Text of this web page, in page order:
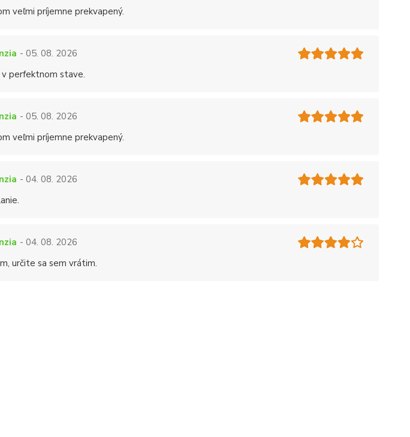
veľmi príjemne prekvapený.
- 05. 08. 2026
perfektnom stave.
- 05. 08. 2026
veľmi príjemne prekvapený.
- 04. 08. 2026
- 04. 08. 2026
určite sa sem vrátim.